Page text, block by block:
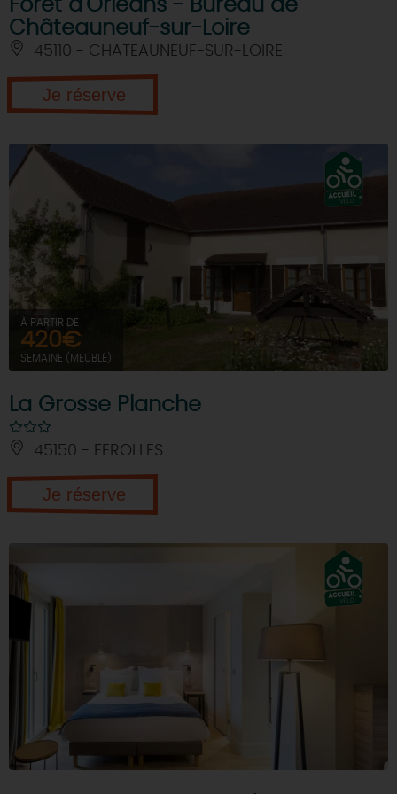
Forêt d'Orléans - Bureau de
Châteauneuf-sur-Loire
45110 - CHATEAUNEUF-SUR-LOIRE
Je réserve
À PARTIR DE
420€
SEMAINE (MEUBLÉ)
La Grosse Planche
45150 - FEROLLES
Je réserve